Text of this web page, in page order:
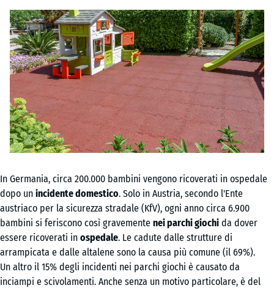
In Germania, circa 200.000 bambini vengono ricoverati in ospedale
dopo un incidente domestico. Solo in Austria, secondo l'Ente
austriaco per la sicurezza stradale (KfV), ogni anno circa 6.900
bambini si feriscono così gravemente neiparchi giochi da dover
essere ricoverati in ospedale. Le cadute dalle strutture di
arrampicata e dalle altalene sono la causa più comune (il 69%).
Un altro il 15% degli incidenti nei parchi giochi è causato da
inciampi e scivolamenti. Anche senza un motivo particolare, è del